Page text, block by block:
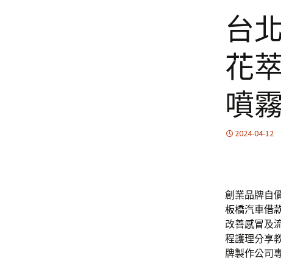
台
花
噴
2024-04-12
創業品牌自
板橋汽車借
改善感冒及
程護理分享
牌製作公司